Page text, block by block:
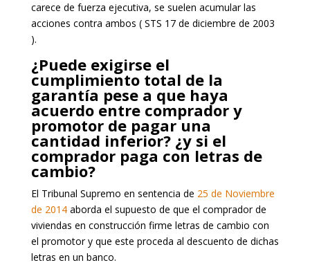
carece de fuerza ejecutiva, se suelen acumular las
acciones contra ambos ( STS 17 de diciembre de 2003
).
¿Puede exigirse el
cumplimiento total de la
garantía pese a que haya
acuerdo entre comprador y
promotor de pagar una
cantidad inferior? ¿y si el
comprador paga con letras de
cambio?
El Tribunal Supremo en sentencia de 25 de Noviembre
de 2014aborda el supuesto de que el comprador de
viviendas en construcción firme letras de cambio con
el promotor y que este proceda al descuento de dichas
letras en un banco.